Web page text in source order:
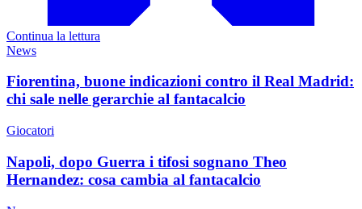
Continua la lettura
News
Fiorentina, buone indicazioni contro il Real Madrid:
chi sale nelle gerarchie al fantacalcio
Giocatori
Napoli, dopo Guerra i tifosi sognano Theo
Hernandez: cosa cambia al fantacalcio